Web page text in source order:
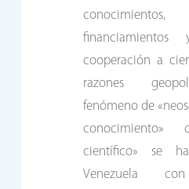
conocimientos,
cooperación a
razones
fenómeno de
conocimiento»
científico» se
Venezuela